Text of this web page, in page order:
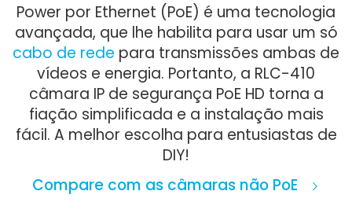
Power por Ethernet (PoE) é uma tecnologia
avançada, que lhe habilita para usar um só
cabo de rede para transmissões ambas de
vídeos e energia. Portanto, a RLC-410
câmara IP de segurança PoE HD torna a
fiação simplificada e a instalação mais
fácil. A melhor escolha para entusiastas de
DIY!
Compare com as câmaras não PoE